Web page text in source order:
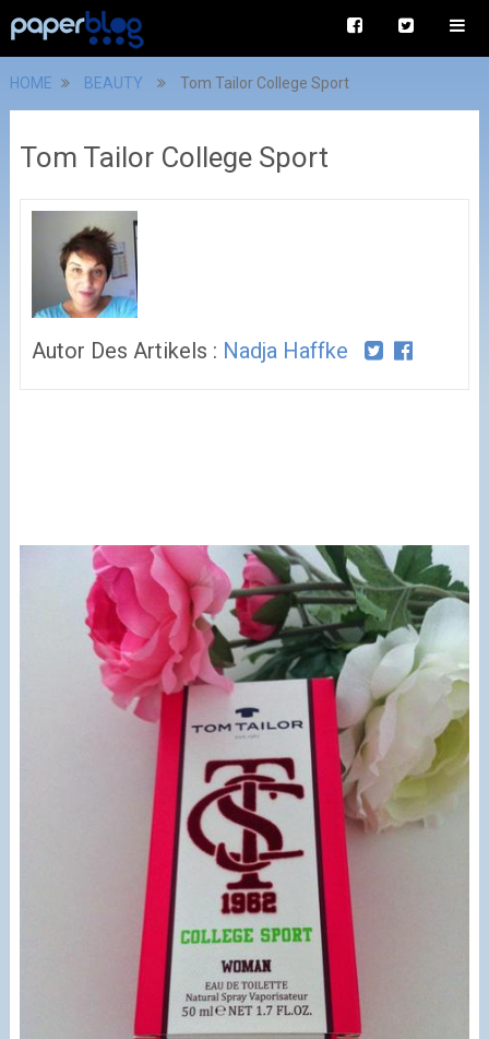
HOME BEAUTY Tom Tailor College Sport
Tom Tailor College Sport
Autor Des Artikels : Nadja Haffke